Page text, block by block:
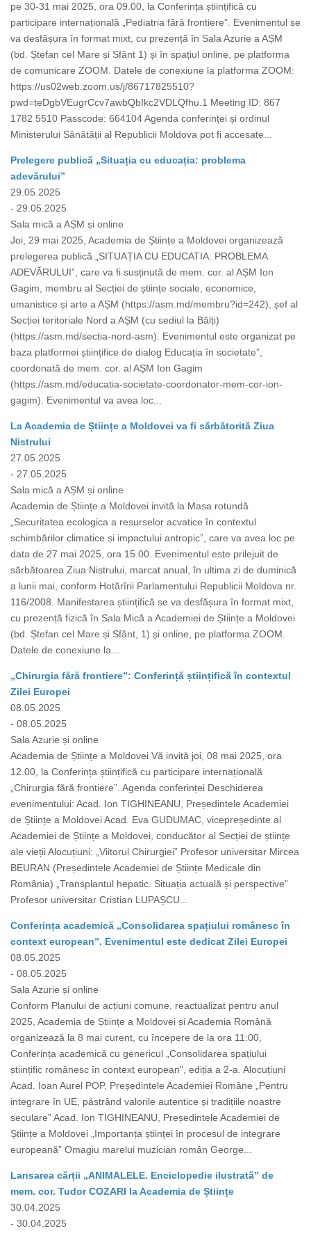
pe 30-31 mai 2025, ora 09.00, la Conferința științifică cu
participare internațională „Pediatria fără frontiere”. Evenimentul se
va desfășura în format mixt, cu prezență în Sala Azurie a AȘM
(bd. Ștefan cel Mare și Sfânt 1) și în spațiul online, pe platforma
de comunicare ZOOM. Datele de conexiune la platforma ZOOM:
https://us02web.zoom.us/j/86717825510?
pwd=teDgbVEugrCcv7awbQbIkc2VDLQfhu.1 Meeting ID: 867
1782 5510 Passcode: 664104 Agenda conferinței și ordinul
Ministerului Sănătății al Republicii Moldova pot fi accesate...
Prelegere publică „Situația cu educația: problema
adevărului”
29.05.2025
- 29.05.2025
Sala mică a AȘM și online
Joi, 29 mai 2025, Academia de Științe a Moldovei organizează
prelegerea publică „SITUAȚIA CU EDUCATIA: PROBLEMA
ADEVĂRULUI”, care va fi susținută de mem. cor. al AȘM Ion
Gagim, membru al Secției de științe sociale, economice,
umanistice și arte a AȘM (https://asm.md/membru?id=242), șef al
Secției teritoriale Nord a AȘM (cu sediul la Bălți)
(https://asm.md/sectia-nord-asm). Evenimentul este organizat pe
baza platformei științifice de dialog Educația în societate”,
coordonată de mem. cor. al AȘM Ion Gagim
(https://asm.md/educatia-societate-coordonator-mem-cor-ion-
gagim). Evenimentul va avea loc...
La Academia de Științe a Moldovei va fi sărbătorită Ziua
Nistrului
27.05.2025
- 27.05.2025
Sala mică a AȘM și online
Academia de Științe a Moldovei invită la Masa rotundă
„Securitatea ecologica a resurselor acvatice în contextul
schimbărilor climatice și impactului antropic”, care va avea loc pe
data de 27 mai 2025, ora 15.00. Evenimentul este prilejuit de
sărbătoarea Ziua Nistrului, marcat anual, în ultima zi de duminică
a lunii mai, conform Hotărîrii Parlamentului Republicii Moldova nr.
116/2008. Manifestarea științifică se va desfășura în format mixt,
cu prezență fizică în Sala Mică a Academiei de Științe a Moldovei
(bd. Ștefan cel Mare și Sfânt, 1) și online, pe platforma ZOOM.
Datele de conexiune la...
„Chirurgia fără frontiere”: Conferință științifică în contextul
Zilei Europei
08.05.2025
- 08.05.2025
Sala Azurie și online
Academia de Științe a Moldovei Vă invită joi, 08 mai 2025, ora
12.00, la Conferința științifică cu participare internațională
„Chirurgia fără frontiere”. Agenda conferinței Deschiderea
evenimentului: Acad. Ion TIGHINEANU, Președintele Academiei
de Științe a Moldovei Acad. Eva GUDUMAC, vicepreședinte al
Academiei de Științe a Moldovei, conducător al Secției de științe
ale vieții Alocuțiuni: „Viitorul Chirurgiei” Profesor universitar Mircea
BEURAN (Președintele Academiei de Științe Medicale din
România) „Transplantul hepatic. Situația actuală și perspective”
Profesor universitar Cristian LUPAȘCU...
Conferința academică „Consolidarea spațiului românesc în
context european”. Evenimentul este dedicat Zilei Europei
08.05.2025
- 08.05.2025
Sala Azurie și online
Conform Planului de acțiuni comune, reactualizat pentru anul
2025, Academia de Științe a Moldovei și Academia Română
organizează la 8 mai curent, cu începere de la ora 11:00,
Conferința academică cu genericul „Consolidarea spațiului
științific românesc în context european", ediția a 2-a. Alocuțiuni
Acad. Ioan Aurel POP, Președintele Academiei Române „Pentru
integrare în UE, păstrând valorile autentice și tradițiile noastre
seculare” Acad. Ion TIGHINEANU, Președintele Academiei de
Științe a Moldovei „Importanța științei în procesul de integrare
europeană” Omagiu marelui muzician român George...
Lansarea cărții „ANIMALELE. Enciclopedie ilustrată” de
mem. cor. Tudor COZARI la Academia de Științe
30.04.2025
- 30.04.2025